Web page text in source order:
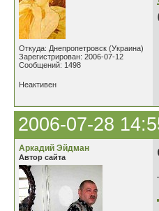
Откуда: Днепропетровск (Украина)
Зарегистрирован: 2006-07-12
Сообщений: 1498
Неактивен
2006-07-28
Аркадий Эйдман
Автор сайта